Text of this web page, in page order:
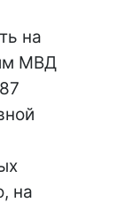
на
МВД
на